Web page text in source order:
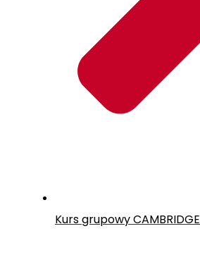
Kurs grupowy CAMBRIDGE